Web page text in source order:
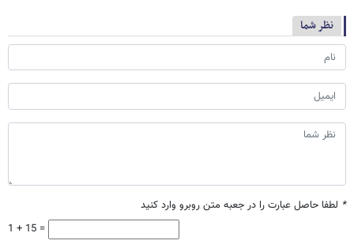
نظر شما
* لطفا حاصل عبارت را در جعبه متن روبرو وارد کنید
1 + 15 =